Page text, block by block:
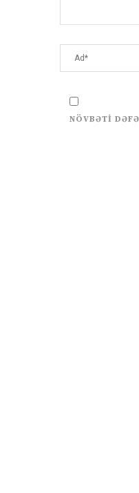
NÖVBƏTI DƏFƏ